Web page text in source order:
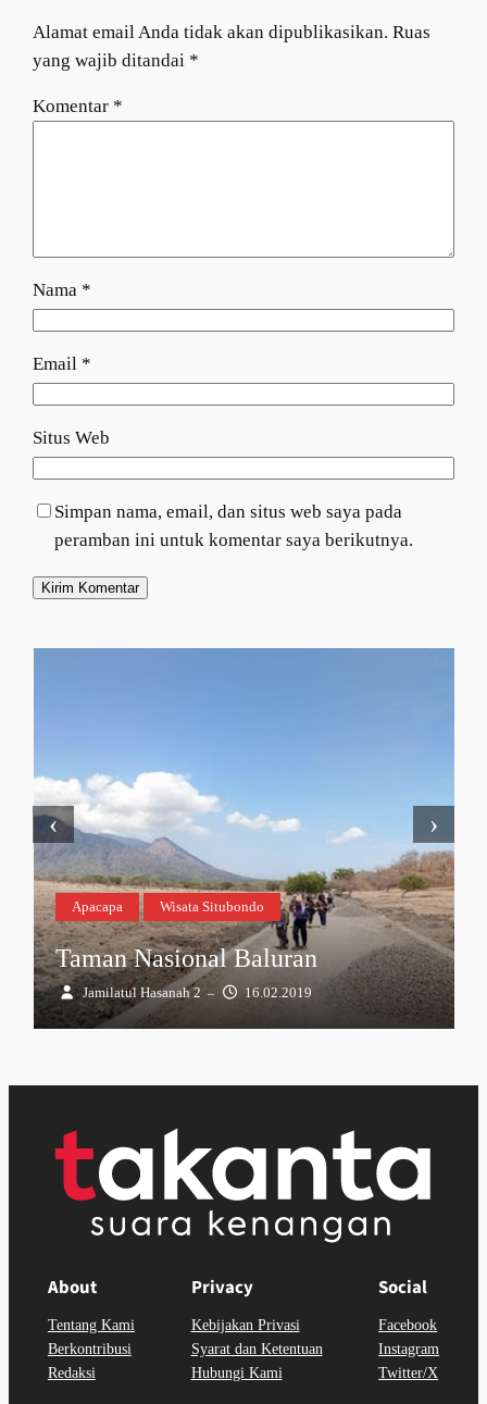
Alamat email Anda tidak akan dipublikasikan. Ruas
yang wajib ditandai *
Komentar *
Nama *
Email *
Situs Web
Simpan nama, email, dan situs web saya pada
peramban ini untuk komentar saya berikutnya.
Apacapa Wisata Situbondo
Taman Nasional Baluran
Jamilatul Hasanah 2 – 16.02.2019
‹ ›
About
Tentang Kami
Berkontribusi
Redaksi
Privacy
Kebijakan Privasi
Syarat dan Ketentuan
Hubungi Kami
Social
Facebook
Instagram
Twitter/X